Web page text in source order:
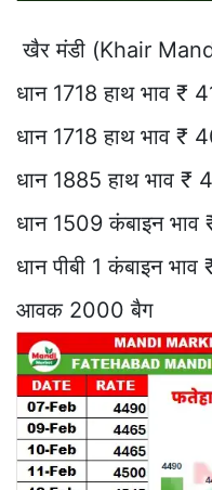
खैर मंडी (Khair
धान 1718 हाथ भाव ₹
धान 1718 हाथ भाव ₹
धान 1885 हाथ भाव ₹
धान 1509 कंबाइन
धान पीबी 1 कंबाइन
आवक 2000 बैग